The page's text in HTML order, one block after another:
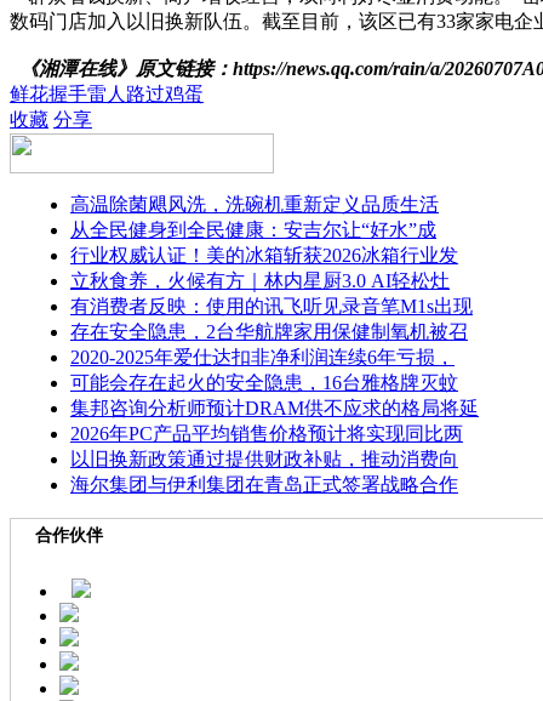
数码门店加入以旧换新队伍。截至目前，该区已有33家家电
《湘潭在线》原文链接：https://news.qq.com/rain/a/
鲜花握手雷人 路过鸡蛋
收藏 分享
高温除菌飓风洗，洗碗机重新定义品质生活
从全民健身到全民健康：安吉尔让“好水”成
行业权威认证！美的冰箱斩获2026冰箱行业发
立秋食养，火候有方｜林内星厨3.0 AI轻松灶
有消费者反映：使用的讯飞听见录音笔M1s出现
存在安全隐患，2台华航牌家用保健制氧机被召
2020-2025年爱仕达扣非净利润连续6年亏损，
可能会存在起火的安全隐患，16台雅格牌灭蚊
集邦咨询分析师预计DRAM供不应求的格局将延
2026年PC产品平均销售价格预计将实现同比两
以旧换新政策通过提供财政补贴，推动消费向
海尔集团与伊利集团在青岛正式签署战略合作
合作伙伴